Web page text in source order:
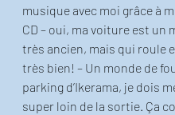
musique avec moi grâce à
CD – oui, ma voiture est un
très ancien, mais qui roule
très bien! – Un monde de
parking d’Ikerama, je dois
super loin de la sortie. Ça